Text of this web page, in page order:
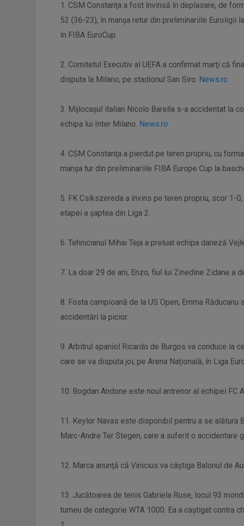
1. CSM Constanţa a fost învinsă în deplasare, de
52 (36-23), în manşa retur din preliminariile Euroligii
în FIBA EuroCup.
2. Comitetul Executiv al UEFA a confirmat marţi că
disputa la Milano, pe stadionul San Siro. News.ro
3. Mijlocaşul italian Nicolo Barella s-a accidentat la
echipa lui Inter Milano. News.ro
4. CSM Constanţa a pierdut pe teren propriu, cu
manşa tur din preliminariile FIBA Europe Cup la
5. FK Csikszereda a învins pe teren propriu, scor 1-
etapei a şaptea din Liga 2.
6. Tehnicianul Mihai Teja a preluat echipa daneză
7. La doar 29 de ani, Enzo, fiul lui Zinedine Zidane a
8. Fosta campioană de la US Open, Emma
accidentări la picior.
9. Arbitrul spaniol Ricardo de Burgos va conduce la
care se va disputa joi, pe Arena Naţională, în Liga
10. Bogdan Andone este noul antrenor al echipei FC
11. Keylor Navas este disponibil pentru a se alătura
Marc-Andre Ter Stegen, care a suferit o accidentare
12. Marca anunţă că Vinicius va câştiga Balonul de
13. Jucătoarea de tenis Gabriela Ruse, locul 93
turneu de categorie WTA 1000. Ea a caștigat contra